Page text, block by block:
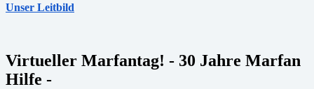
Unser Leitbild
Virtueller Marfantag! - 30 Jahre Marfan
Hilfe -